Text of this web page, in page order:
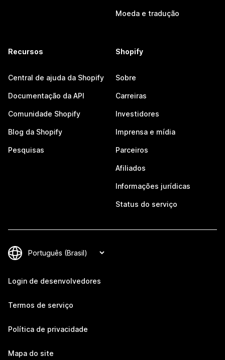
Moeda e tradução
Recursos
Central de ajuda da Shopify
Documentação da API
Comunidade Shopify
Blog da Shopify
Pesquisas
Shopify
Sobre
Carreiras
Investidores
Imprensa e mídia
Parceiros
Afiliados
Informações jurídicas
Status do serviço
Login de desenvolvedores
Termos de serviço
Política de privacidade
Mapa do site